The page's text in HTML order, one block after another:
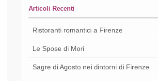
Articoli Recenti
Ristoranti romantici a Firenze
Le Spose di Mori
Sagre di Agosto nei dintorni di Firenze